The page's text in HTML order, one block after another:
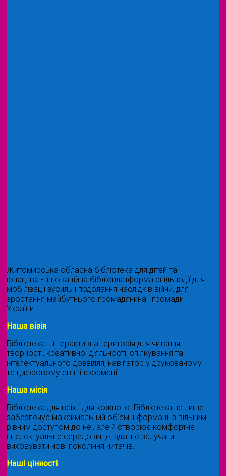
Житомирська обласна бібліотека для дітей та
юнацтва - інноваційна бібліоплатформа спільнодії для
мобілізації зусиль і подолання наслідків війни, для
зростання майбутнього громадянина і громади
України.
Наша візія
Бібліотека ˗ інтерактивна територія для читання,
творчості, креативної діяльності, спілкування та
інтелектуального дозвілля, навігатор у друкованому
та цифровому світі інформації.
Наша місія
Бібліотека для всіх і для кожного. Бібліотека не лише
забезпечує максимальний об'єм інформації з вільним і
рівним доступом до неї, але й створює комфортне
інтелектуальне середовище, здатне залучати і
виховувати нові покоління читачів.
Наші цінності